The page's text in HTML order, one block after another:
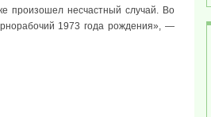
произошел несчастный случай. Во
1973 года рождения», —